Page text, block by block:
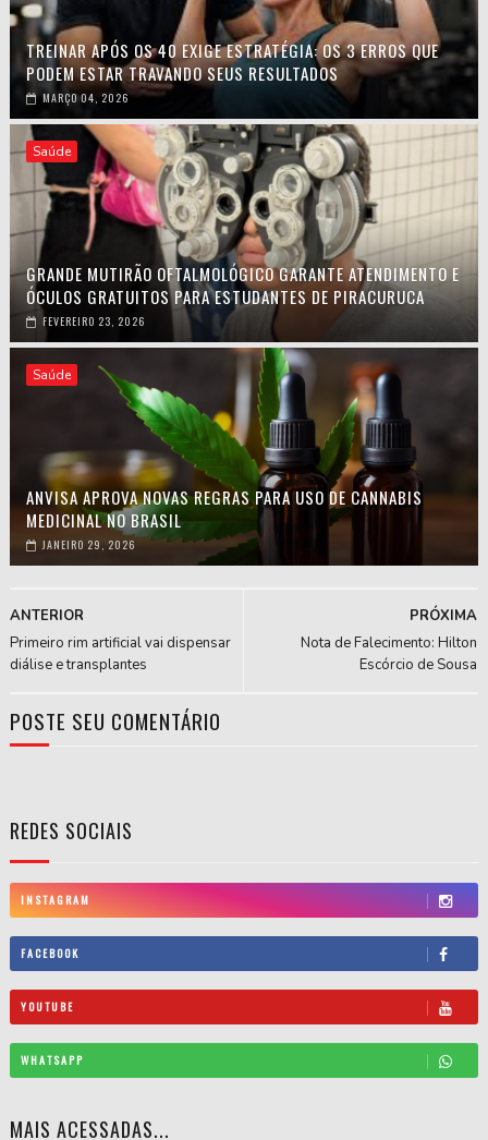
TREINAR APÓS OS 40 EXIGE ESTRATÉGIA: OS 3 ERROS QUE
PODEM ESTAR TRAVANDO SEUS RESULTADOS
MARÇO 04, 2026
Saúde
GRANDE MUTIRÃO OFTALMOLÓGICO GARANTE ATENDIMENTO E
ÓCULOS GRATUITOS PARA ESTUDANTES DE PIRACURUCA
FEVEREIRO 23, 2026
Saúde
ANVISA APROVA NOVAS REGRAS PARA USO DE CANNABIS
MEDICINAL NO BRASIL
JANEIRO 29, 2026
PRÓXIMA
Nota de Falecimento: Hilton
Escórcio de Sousa
ANTERIOR
Primeiro rim artificial vai dispensar
diálise e transplantes
POSTE SEU COMENTÁRIO
REDES SOCIAIS
INSTAGRAM
FACEBOOK
YOUTUBE
WHATSAPP
MAIS ACESSADAS...